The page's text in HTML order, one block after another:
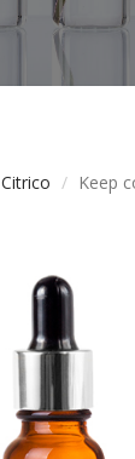
Citrico Keep